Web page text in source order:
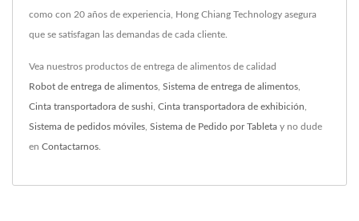
como con 20 años de experiencia, Hong Chiang Technology asegura
que se satisfagan las demandas de cada cliente.
Vea nuestros productos de entrega de alimentos de calidad
Robot de entrega de alimentos Sistema de entrega de alimentos
Cinta transportadora de sushi Cinta transportadora de exhibición
Sistema de pedidos móviles Sistema de Pedido por Tableta y no dude
en Contactarnos